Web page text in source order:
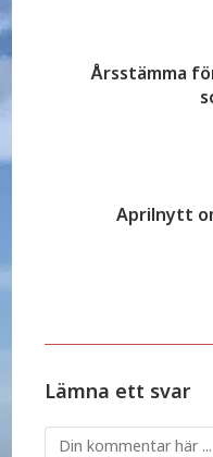
Årsstämma
Aprilnytt
Lämna ett svar